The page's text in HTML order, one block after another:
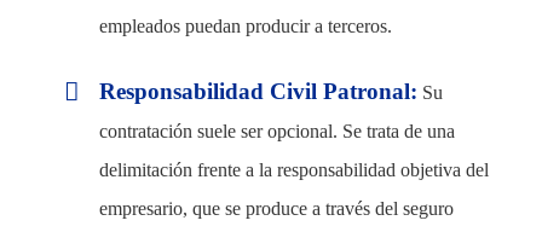
empleados puedan producir a terceros.
Responsabilidad Civil Patronal: Su
contratación suele ser opcional. Se trata de una
delimitación frente a la responsabilidad objetiva del
empresario, que se produce a través del seguro